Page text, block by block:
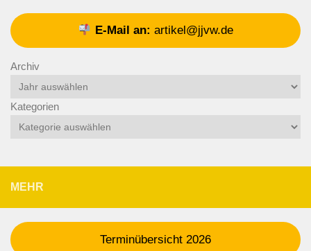
E-Mail an: artikel@jjvw.de
Archiv
Kategorien
MEHR
Terminübersicht 2026